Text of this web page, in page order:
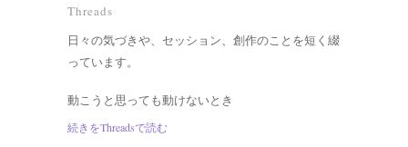
Threads
日々の気づきや、セッション、創作のことを短く綴
っています。
動こうと思っても動けないとき
続きをThreadsで読む